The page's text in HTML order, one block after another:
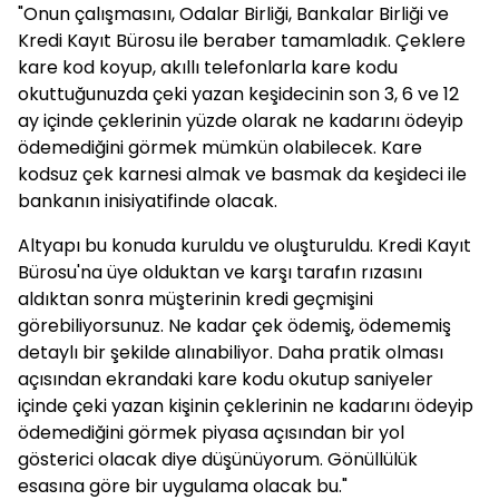
"Onun çalışmasını, Odalar Birliği, Bankalar Birliği ve
Kredi Kayıt Bürosu ile beraber tamamladık. Çeklere
kare kod koyup, akıllı telefonlarla kare kodu
okuttuğunuzda çeki yazan keşidecinin son 3, 6 ve 12
ay içinde çeklerinin yüzde olarak ne kadarını ödeyip
ödemediğini görmek mümkün olabilecek. Kare
kodsuz çek karnesi almak ve basmak da keşideci ile
bankanın inisiyatifinde olacak.
Altyapı bu konuda kuruldu ve oluşturuldu. Kredi Kayıt
Bürosu'na üye olduktan ve karşı tarafın rızasını
aldıktan sonra müşterinin kredi geçmişini
görebiliyorsunuz. Ne kadar çek ödemiş, ödememiş
detaylı bir şekilde alınabiliyor. Daha pratik olması
açısından ekrandaki kare kodu okutup saniyeler
içinde çeki yazan kişinin çeklerinin ne kadarını ödeyip
ödemediğini görmek piyasa açısından bir yol
gösterici olacak diye düşünüyorum. Gönüllülük
esasına göre bir uygulama olacak bu."